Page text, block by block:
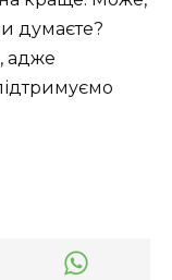
думаєте?
адже